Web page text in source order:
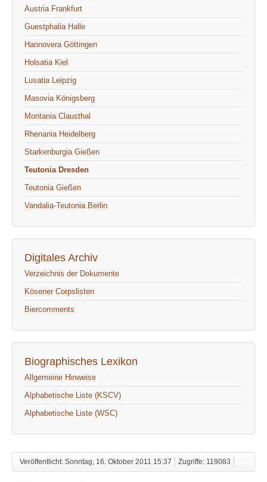
Austria Frankfurt
Guestphalia Halle
Hannovera Göttingen
Holsatia Kiel
Lusatia Leipzig
Masovia Königsberg
Montania Clausthal
Rhenania Heidelberg
Starkenburgia Gießen
Teutonia Dresden
Teutonia Gießen
Vandalia-Teutonia Berlin
Digitales Archiv
Verzeichnis der Dokumente
Kösener Corpslisten
Biercomments
Biographisches Lexikon
Allgemeine Hinweise
Alphabetische Liste (KSCV)
Alphabetische Liste (WSC)
Veröffentlicht: Sonntag, 16. Oktober 2011 15:37 Zugriffe: 119083